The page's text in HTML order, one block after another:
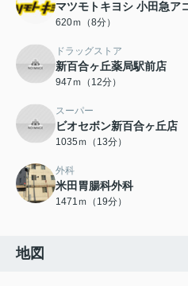
マツモトキヨシ 小田急ア
620ｍ（8分）
ドラッグストア
新百合ヶ丘薬局駅前店
947ｍ（12分）
スーパー
ビオセボン新百合ヶ丘店
1035ｍ（13分）
外科
米田胃腸科外科
1471ｍ（19分）
地図